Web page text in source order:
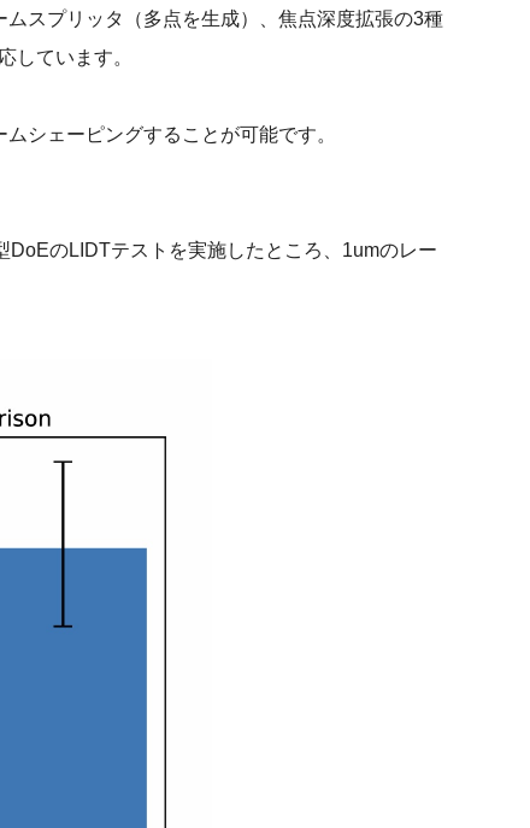
スプリッタ（多点を生成）、焦点深度拡張の3種
しています。
シェーピングすることが可能です。
のLIDTテストを実施したところ、1umのレー